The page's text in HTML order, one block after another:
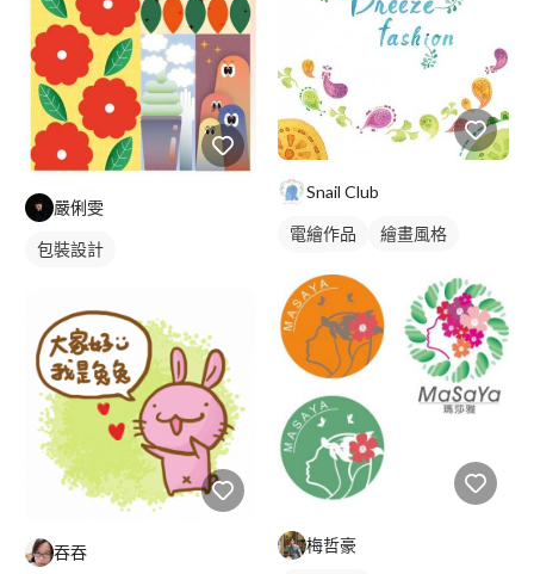
嚴俐雯
包裝設計
吞吞
Snail Club
電繪作品
繪畫風格
梅哲豪